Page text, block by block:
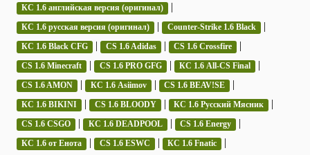
КС 1.6 английская версия (оригинал) |
КС 1.6 русская версия (оригинал) | Counter-Strike 1.6 Black |
КС 1.6 Black CFG | CS 1.6 Adidas | CS 1.6 Crossfire |
CS 1.6 Minecraft | CS 1.6 PRO GFG | КС 1.6 All-CS Final |
CS 1.6 AMON | КС 1.6 Asiimov | CS 1.6 BEAV!SE |
КС 1.6 BIKINI | CS 1.6 BLOODY | КС 1.6 Русский Мясник |
CS 1.6 CSGO | КС 1.6 DEADPOOL | CS 1.6 Energy |
КС 1.6 от Енота | CS 1.6 ESWC | КС 1.6 Fnatic |